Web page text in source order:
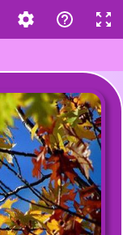
exponent